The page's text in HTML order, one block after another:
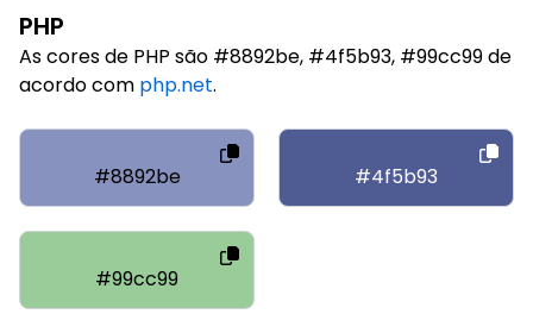
PHP
As cores de PHP são #8892be, #4f5b93, #99cc99 de
acordo com php.net.
#8892be #4f5b93
#99cc99